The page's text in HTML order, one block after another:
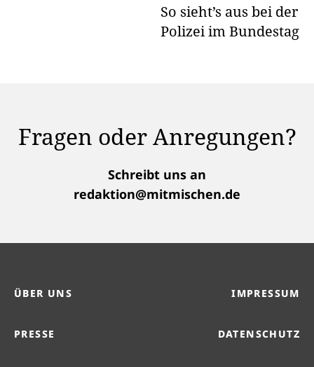
So sieht’s aus bei der
Polizei im Bundestag
Fragen oder Anregungen?
Schreibt uns an
redaktion@mitmischen.de
ÜBER UNS IMPRESSUM
PRESSE DATENSCHUTZ